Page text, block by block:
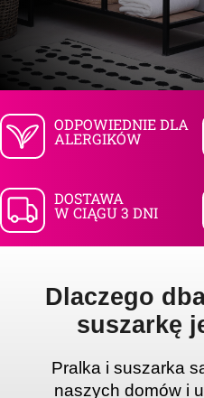
ODPOWIEDNIE DLA
ALERGIKÓW
DOSTAWA
W CIĄGU 3 DNI
Dlaczego
suszarkę
Pralka i suszarka
naszych domów i
SZUKAJ
P
l
e
c
a